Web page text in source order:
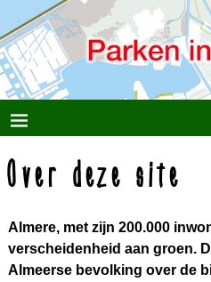
Over deze site
Almere, met zijn 200.000
verscheidenheid aan groen.
Almeerse bevolking over de